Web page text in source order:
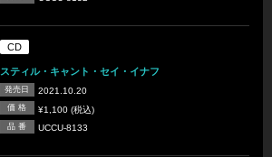
CD
スティル・キャント・セイ・イナフ
発売日 2021.10.20
価 格 ¥1,100 (税込)
品 番 UCCU-8133